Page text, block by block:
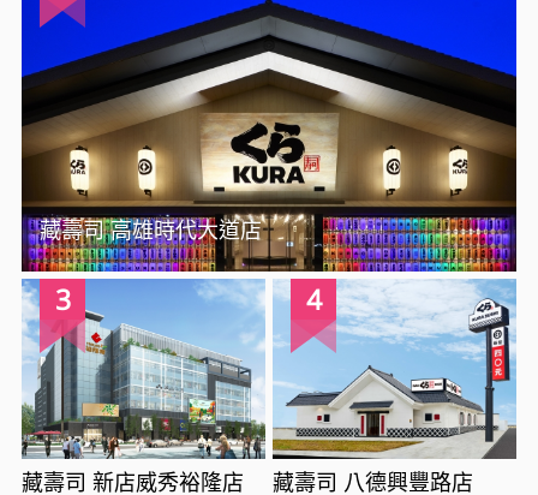
藏壽司 高雄時代大道店
3
藏壽司 新店威秀裕隆店
4
藏壽司 八德興豐路店